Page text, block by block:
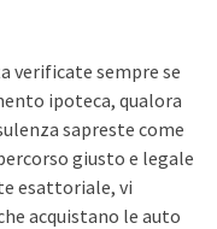
verificate sempre se
ipoteca, qualora
sapreste come
giusto e legale
esattoriale, vi
acquistano le auto